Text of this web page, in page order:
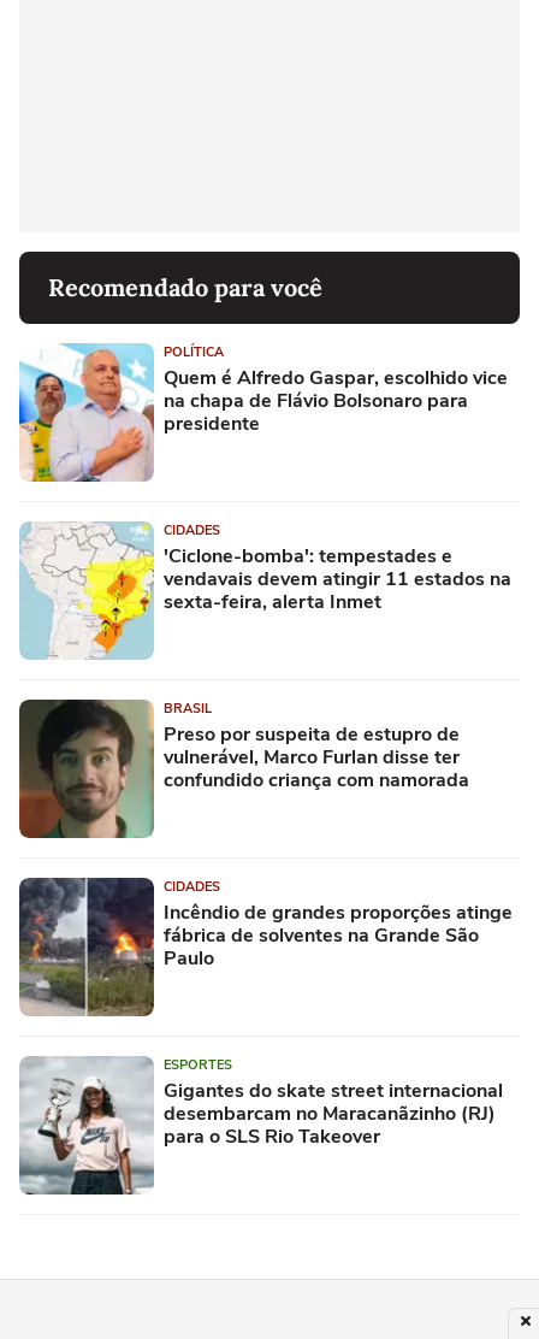
Recomendado para você
POLÍTICA
Quem é Alfredo Gaspar, escolhido vice
na chapa de Flávio Bolsonaro para
presidente
CIDADES
'Ciclone-bomba': tempestades e
vendavais devem atingir 11 estados na
sexta-feira, alerta Inmet
BRASIL
Preso por suspeita de estupro de
vulnerável, Marco Furlan disse ter
confundido criança com namorada
CIDADES
Incêndio de grandes proporções atinge
fábrica de solventes na Grande São
Paulo
ESPORTES
Gigantes do skate street internacional
desembarcam no Maracanãzinho (RJ)
para o SLS Rio Takeover